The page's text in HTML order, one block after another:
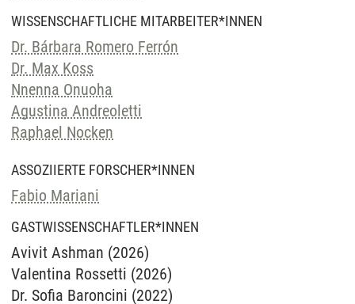
WISSENSCHAFTLICHE MITARBEITER*INNEN
Dr. Bárbara Romero Ferrón
Dr. Max Koss
Nnenna Onuoha
Agustina Andreoletti
Raphael Nocken
ASSOZIIERTE FORSCHER*INNEN
Fabio Mariani
GASTWISSENSCHAFTLER*INNEN
Avivit Ashman (2026)
Valentina Rossetti (2026)
Dr. Sofia Baroncini (2022)